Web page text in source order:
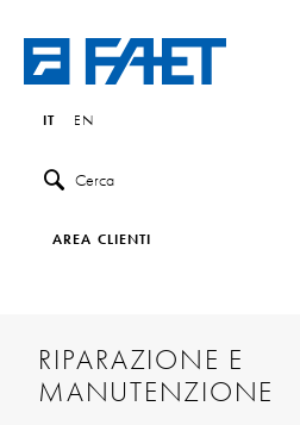
IT EN
Cerca
AREA CLIENTI
RIPARAZIONE E
MANUTENZIONE